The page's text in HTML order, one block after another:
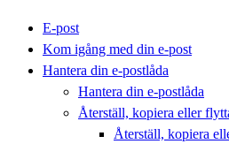
E-post
Kom igång med din e-post
Hantera din e-postlåda
Hantera din e-postlåda
Återställ, kopiera eller
Återställ, kopiera